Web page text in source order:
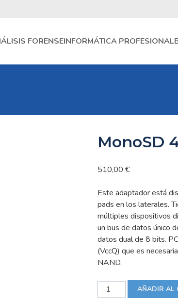
FORENSEINFORMÁTICA PROFESIONAL
MonoSD
510,00€
Este adaptador está
pads en los laterales.
múltiples dispositivos
un bus de datos único
datos dual de 8 bits.
(VccQ) que es
NAND.
MonoSD
AÑADIR AL